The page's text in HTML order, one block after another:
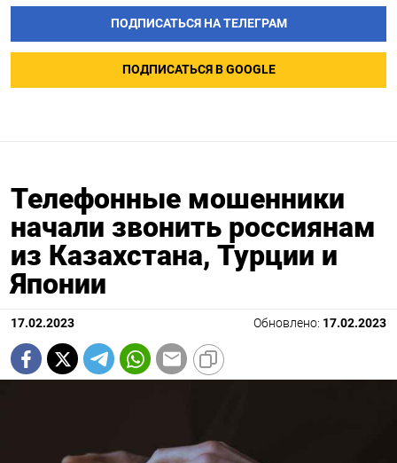
ПОДПИСАТЬСЯ НА ТЕЛЕГРАМ
ПОДПИСАТЬСЯ В GOOGLE
Телефонные мошенники
начали звонить россиянам
из Казахстана, Турции и
Японии
17.02.2023 Обновлено: 17.02.2023